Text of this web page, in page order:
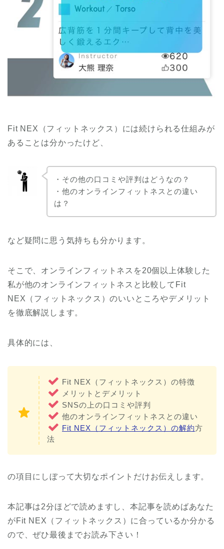
Fit NEX（フィットネックス）には続けられる仕組みが
あることは分かったけど、
・その他の口コミや評判はどうなの？
・他のオンラインフィットネスとの違い
は？
など疑問に思う気持ちも分かります。
そこで、オンラインフィットネスを20個以上体験した
私が他のオンラインフィットネスと比較してFit
NEX（フィットネックス）のいいところやデメリット
を徹底解説します。
具体的には、
Fit NEX（フィットネックス）の特徴
メリットとデメリット
SNSの上の口コミや評判
他のオンラインフィットネスとの違い
Fit NEX（フィットネックス）の解約方
法
の項目にしぼって大切なポイントだけお伝えします。
本記事は2分ほどで読めますし、本記事を読めばあなた
がFit NEX（フィットネックス）に合っているか分かる
ので、ぜひ最後までお読み下さい！